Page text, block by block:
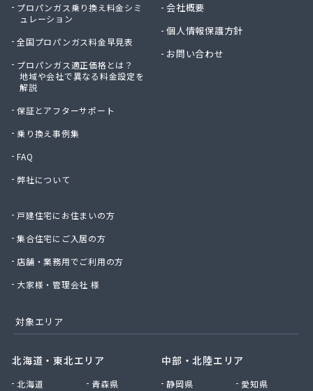
プロパンガス乗り換え料金シミ
ュレーション
全国プロパンガス料金早見表
プロパンガス適正価格とは？
地域や会社で異なる料金設定を
解説
保証とアフターサポート
乗り換え事例集
FAQ
弊社について
戸建住宅にお住まいの方
集合住宅にご入居の方
店舗・業務用でご利用の方
大家様・管理会社 様
会社概要
個人情報保護方針
お問い合わせ
対象エリア
北海道・東北エリア
北海道
青森県
中部・北陸エリア
静岡県
愛知県